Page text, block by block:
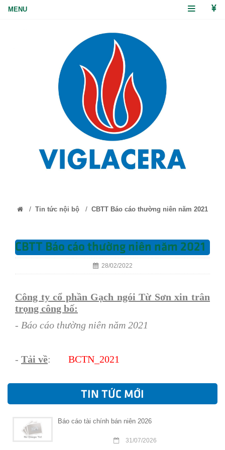
/ Tin tức nội bộ / CBTT Báo cáo thường niên năm 2021
CBTT Báo cáo thường niên năm 2021
28/02/2022
Công ty cổ phần Gạch ngói Từ Sơn xin trân
trọng công bố:
- Báo cáo thường niên năm 2021
- Tải về: BCTN_2021
TIN TỨC MỚI
Báo cáo tài chính bán niên 2026
31/07/2026